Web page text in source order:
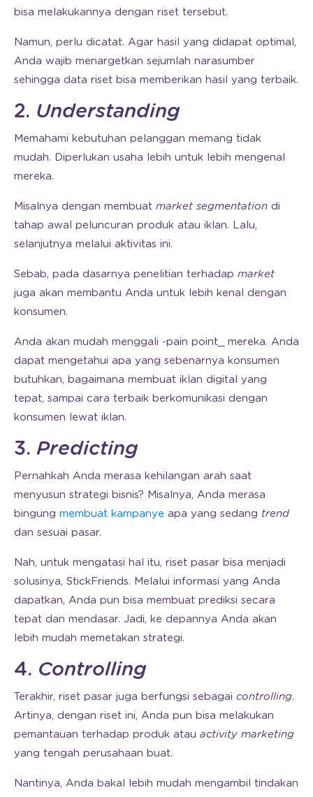
bisa melakukannya dengan riset tersebut.
Namun, perlu dicatat. Agar hasil yang didapat optimal,
Anda wajib menargetkan sejumlah narasumber
sehingga data riset bisa memberikan hasil yang terbaik.
2. Understanding
Memahami kebutuhan pelanggan memang tidak
mudah. Diperlukan usaha lebih untuk lebih mengenal
mereka.
Misalnya dengan membuat market segmentation di
tahap awal peluncuran produk atau iklan. Lalu,
selanjutnya melalui aktivitas ini.
Sebab, pada dasarnya penelitian terhadap market
juga akan membantu Anda untuk lebih kenal dengan
konsumen.
Anda akan mudah menggali -pain point_ mereka. Anda
dapat mengetahui apa yang sebenarnya konsumen
butuhkan, bagaimana membuat iklan digital yang
tepat, sampai cara terbaik berkomunikasi dengan
konsumen lewat iklan.
3. Predicting
Pernahkah Anda merasa kehilangan arah saat
menyusun strategi bisnis? Misalnya, Anda merasa
bingung membuat kampanye apa yang sedang trend
dan sesuai pasar.
Nah, untuk mengatasi hal itu, riset pasar bisa menjadi
solusinya, StickFriends. Melalui informasi yang Anda
dapatkan, Anda pun bisa membuat prediksi secara
tepat dan mendasar. Jadi, ke depannya Anda akan
lebih mudah memetakan strategi.
4. Controlling
Terakhir, riset pasar juga berfungsi sebagai controlling.
Artinya, dengan riset ini, Anda pun bisa melakukan
pemantauan terhadap produk atau activity marketing
yang tengah perusahaan buat.
Nantinya, Anda bakal lebih mudah mengambil tindakan